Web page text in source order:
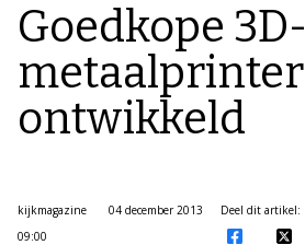
Goedkope 3D-
metaalprinter
ontwikkeld
kijkmagazine
04 december 2013
09:00
Deel dit artikel: